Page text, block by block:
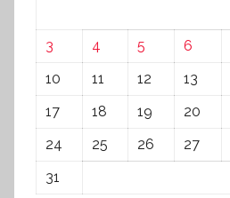
3
4 5 6
10
11 12 13
17
18 19 20
24
25 26 27
31